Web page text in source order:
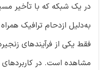
در یک شبکه که با تأخیر
به‌دلیل ازدحام ترافیک
فقط یکی از فرآیندهای
مشاهده است. در کاربردهای